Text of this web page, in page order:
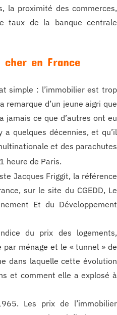
la proximité des commerces,
taux de la banque centrale
en France
simple : l’immobilier est trop
remarque d’un jeune aigri que
jamais ce que d’autres ont eu
quelques décennies, et qu’il
et des parachutes
heure de Paris.
Jacques Friggit, la référence
sur le site du CGEDD, Le
Et du Développement
du prix des logements,
ménage et le « tunnel » de
dans laquelle cette évolution
et comment elle a explosé à
Les prix de l’immobilier